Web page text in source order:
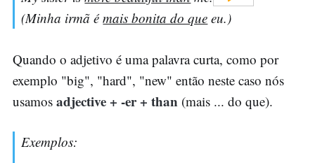
(Minha irmã émais bonita do que eu.)
Quando o adjetivo é uma palavra curta, como por
exemplo "big", "hard", "new" então neste caso nós
usamos adjective + -er + than (mais ... do que).
Exemplos: